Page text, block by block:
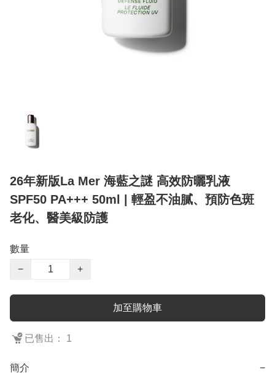
26年新版La Mer 海藍之謎 高效防曬乳液
SPF50 PA+++ 50ml | 輕盈不油膩、預防色斑
老化、醫美級防護
數量
−
+
加至購物車
已售出： 1
簡介 −